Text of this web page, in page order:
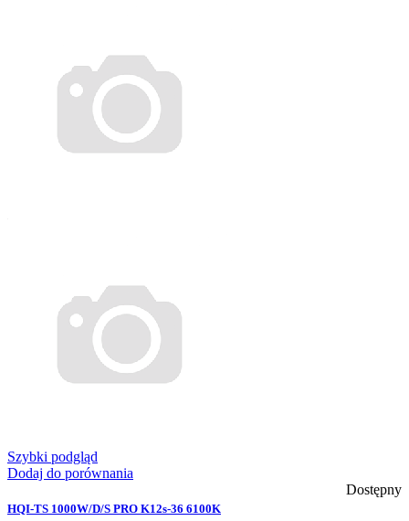
Szybki podgląd
Dodaj do porównania
Dostępny
HQI-TS 1000W/D/S PRO K12s-36 6100K